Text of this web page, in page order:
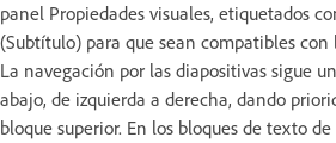
panel Propiedades visuales, etiquetados
(Subtítulo) para que sean compatibles
La navegación por las diapositivas sigue
abajo, de izquierda a derecha, dando
bloque superior. En los bloques de texto